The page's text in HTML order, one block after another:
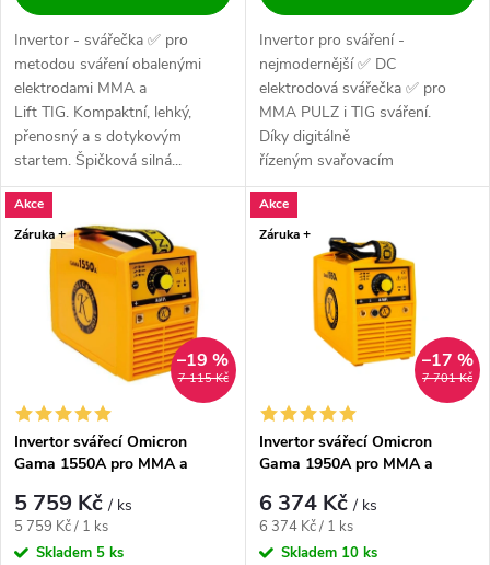
Invertor - svářečka ✅ pro
metodou sváření obalenými
elektrodami MMA a
Lift TIG. Kompaktní, lehký,
přenosný a s dotykovým
startem. Špičková silná...
Invertor pro sváření -
nejmodernější ✅ DC
elektrodová svářečka ✅ pro
MMA PULZ i TIG sváření.
Díky digitálně
řízeným svařovacím
vlastnostem, nízké hmotnosti,...
Akce
Záruka +
7 115 Kč
–19 %
Invertor svářecí Omicron
Gama 1550A pro MMA a
5 759 Kč/ ks
Měrná cena:
5 759 Kč / 1 ks
Skladem 5 ks
Akce
Záruka +
7 701 Kč
–17 %
Invertor svářecí Omicron
Gama 1950A pro MMA a
6 374 Kč/ ks
Měrná cena:
6 374 Kč / 1 ks
Skladem 10 ks